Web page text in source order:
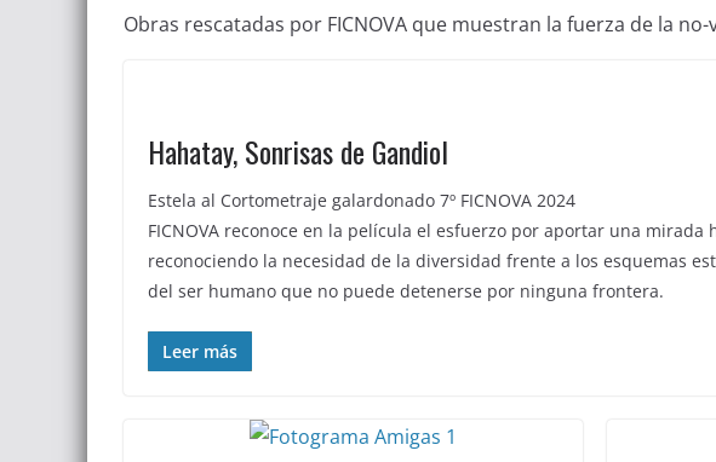
Obras rescatadas por FICNOVA que muestran la fuerza de la
Hahatay, Sonrisas de Gandiol
Estela al Cortometraje galardonado 7º FICNOVA 2024
FICNOVA reconoce en la película el esfuerzo por aportar una
reconociendo la necesidad de la diversidad frente a los esquemas
del ser humano que no puede detenerse por ninguna frontera.
Leer más